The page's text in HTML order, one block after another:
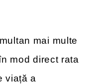
mai multe
mod direct rata
viață a